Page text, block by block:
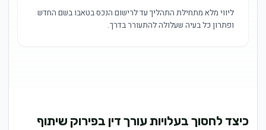
ליווי מלא מתחילת התהליך עד לרישום הנכס בטאבו בשם החדש
ופתרון כל בעיה שעלולה להתעורר בדרך.
כיצד לחסוך בעלויות עורך דין בפירוק שיתוף